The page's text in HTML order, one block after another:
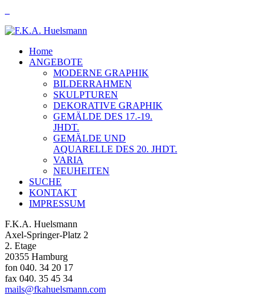
Home
ANGEBOTE
MODERNE GRAPHIK
BILDERRAHMEN
SKULPTUREN
DEKORATIVE GRAPHIK
GEMÄLDE DES 17.-19.
JHDT.
GEMÄLDE UND
AQUARELLE DES 20. JHDT.
VARIA
NEUHEITEN
SUCHE
KONTAKT
IMPRESSUM
F.K.A. Huelsmann
Axel-Springer-Platz 2
2. Etage
20355 Hamburg
fon 040. 34 20 17
fax 040. 35 45 34
mails@fkahuelsmann.com